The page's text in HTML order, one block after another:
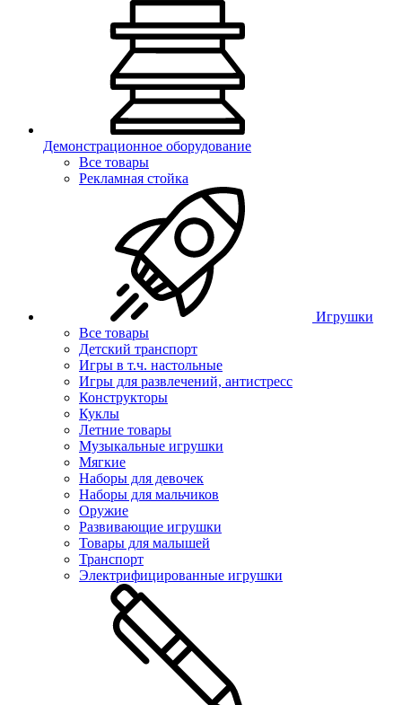
Демонстрационное оборудование
Все товары
Рекламная стойка
Игрушки
Все товары
Детский транспорт
Игры в т.ч. настольные
Игры для развлечений, антистресс
Конструкторы
Куклы
Летние товары
Музыкальные игрушки
Мягкие
Наборы для девочек
Наборы для мальчиков
Оружие
Развивающие игрушки
Товары для малышей
Транспорт
Электрифицированные игрушки